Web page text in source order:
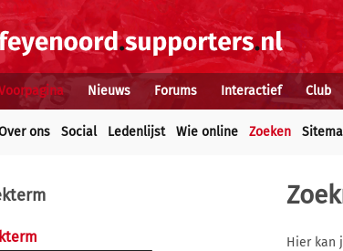
Nieuws Forums Interactief Club
ons Social Ledenlijst Wie online Zoeken
Hier kan